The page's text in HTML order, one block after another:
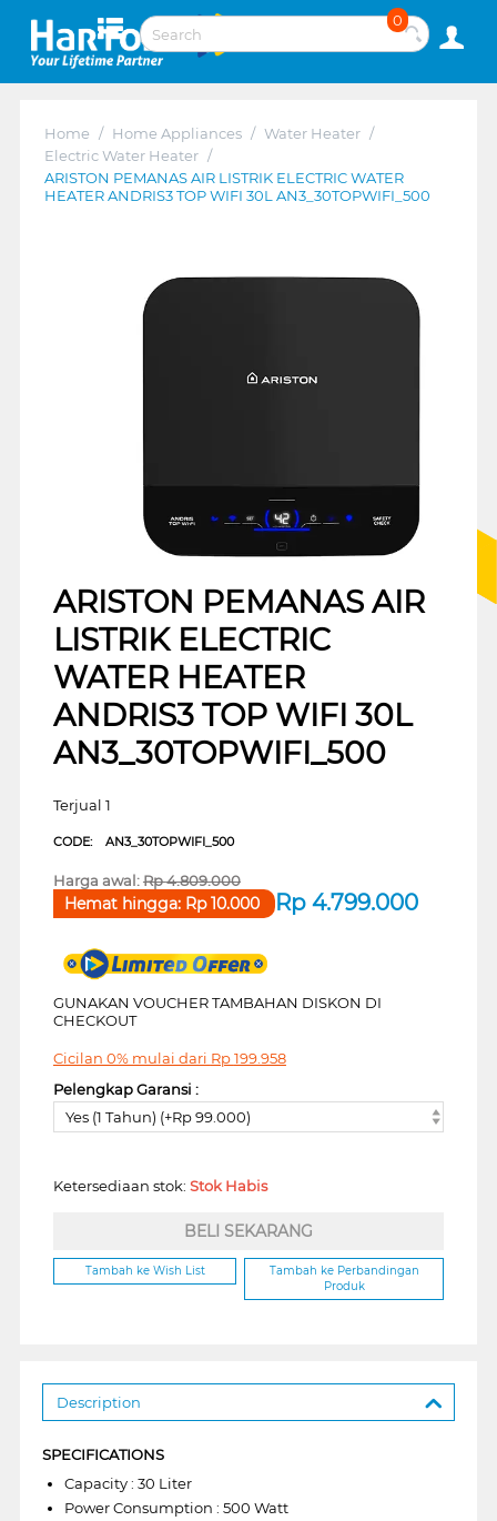
0
Home / Home Appliances / Water Heater /
Electric Water Heater /
ARISTON PEMANAS AIR LISTRIK ELECTRIC WATER
HEATER ANDRIS3 TOP WIFI 30L AN3_30TOPWIFI_500
ARISTON PEMANAS AIR
LISTRIK ELECTRIC
WATER HEATER
ANDRIS3 TOP WIFI 30L
AN3_30TOPWIFI_500
Terjual 1
CODE: AN3_30TOPWIFI_500
Harga awal:Rp4.809.000
Rp 4.799.000
Hemat hingga: Rp10.000
GUNAKAN VOUCHER TAMBAHAN DISKON DI
CHECKOUT
Cicilan 0% mulai dari Rp199.958
Pelengkap Garansi :
Yes (1 Tahun) (+Rp 99.000)
Ketersediaan stok: Stok Habis
BELI SEKARANG
Tambah ke Wish List
Tambah ke Perbandingan
Produk
Description
SPECIFICATIONS
Capacity : 30 Liter
Power Consumption : 500 Watt